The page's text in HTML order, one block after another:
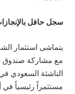
سجل حافل
مع مشاركة صندوق
الناشئة السعودي
مستثمراً رئيسياً في